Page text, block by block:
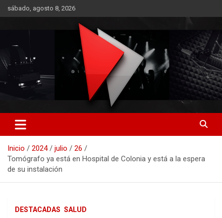
Saltar
al
sábado, agosto 8, 2026
RO CONTENIDOS
Inicio 2024 julio
26
Tomógrafo ya está en Hospital de Colonia y está a la espera
de su instalación
DESTACADAS SALUD